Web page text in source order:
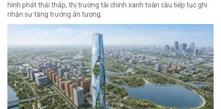
hình phát thải thấp, thị trường tài chính xanh toàn cầu tiếp tục ghi
nhận sự tăng trưởng ấn tượng.